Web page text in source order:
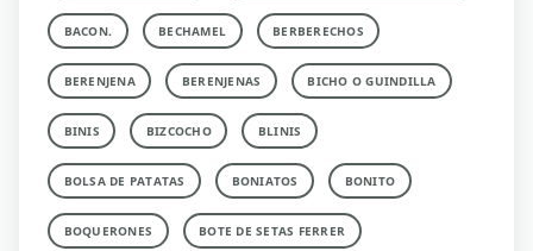
BACON. BECHAMEL BERBERECHOS
BERENJENA BERENJENAS BICHO O GUINDILLA
BINIS BIZCOCHO BLINIS
BOLSA DE PATATAS BONIATOS BONITO
BOQUERONES BOTE DE SETAS FERRER